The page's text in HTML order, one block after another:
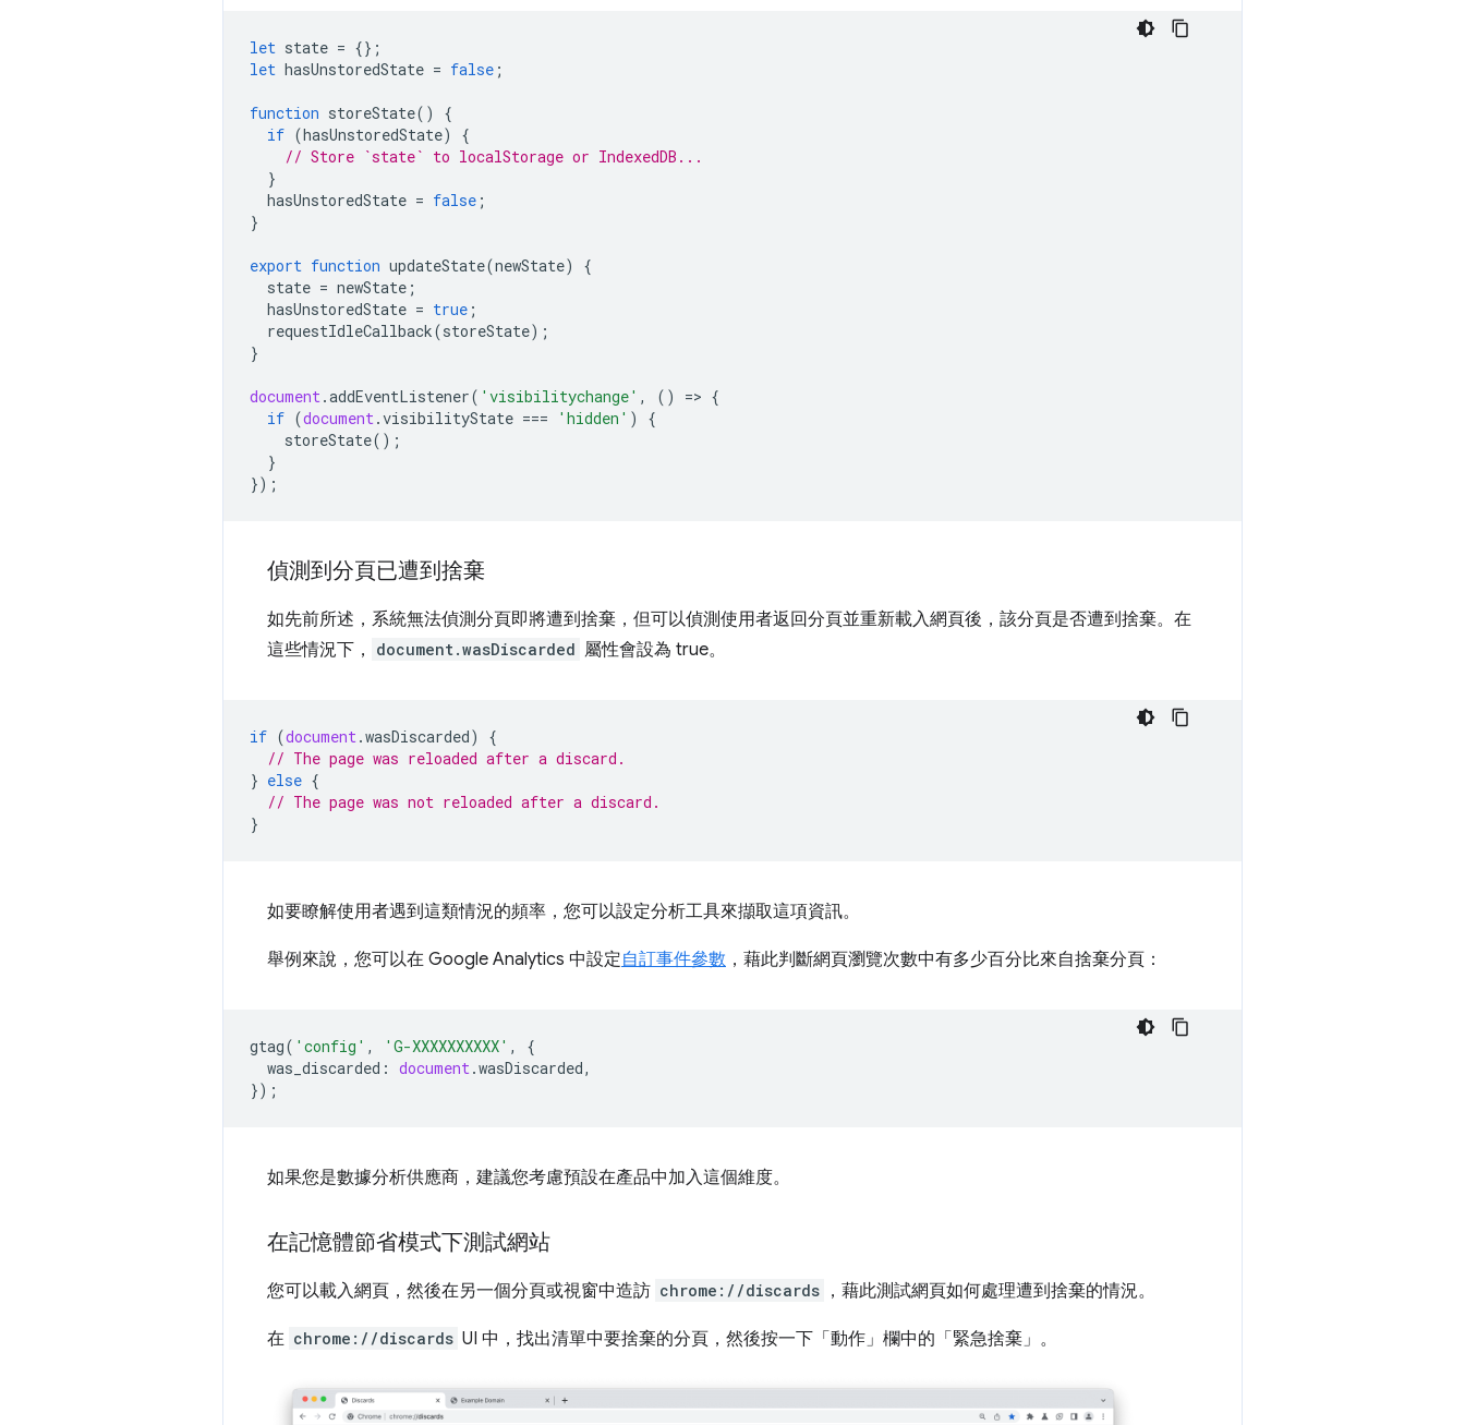
let state = {};
let hasUnstoredState = false ;
function storeState()
{
if (hasUnstoredState)
{
// Store `state` to localStorage or IndexedDB...
}
hasUnstoredState = false ;
}
export function updateState(newState)
{
state = newState ;
hasUnstoredState = true ;
requestIdleCallback(storeState);
}
document.addEventListener( 'visibilitychange' , () => {
if (document.visibilityState === 'hidden' )
{
storeState();
}
});
偵測到分頁已遭到捨棄
如先前所述，系統無法偵測分頁即將遭到捨棄，但可以偵測使用者返回分頁並重新載入網頁後，該分頁是否遭到捨棄。在
這些情況下，
document.wasDiscarded 屬性會設為 true。
if (document.wasDiscarded)
{
// The page was reloaded after a discard.
} else {
// The page was not reloaded after a discard.
}
如要瞭解使用者遇到這類情況的頻率，您可以設定分析工具來擷取這項資訊。
舉例來說，您可以在 Google Analytics 中設定自訂事件參數 ，藉此判斷網頁瀏覽次數中有多少百分比來自捨棄分頁：
gtag( 'config' , 'G-XXXXXXXXXX' ,
{
was_discarded : document.wasDiscarded,
});
如果您是數據分析供應商，建議您考慮預設在產品中加入這個維度。
在記憶體節省模式下測試網站
您可以載入網頁，然後在另一個分頁或視窗中造訪 chrome://discards ，藉此測試網頁如何處理遭到捨棄的情況。
在 chrome://discards UI 中，找出清單中要捨棄的分頁，然後按一下「動作」 欄中的「緊急捨棄」 。